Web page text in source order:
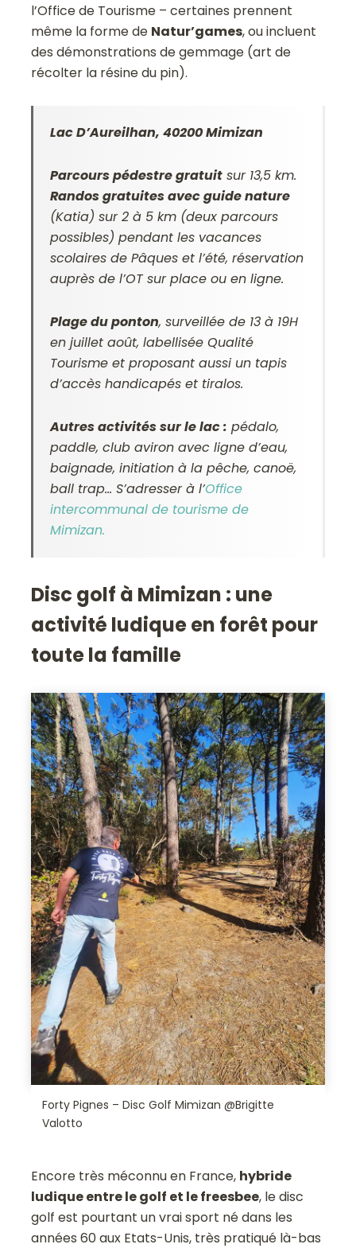
l’Office de Tourisme – certaines prennent
même la forme de Natur’games, ou incluent
des démonstrations de gemmage (art de
récolter la résine du pin).
Lac D’Aureilhan, 40200 Mimizan
Parcours pédestre gratuit sur 13,5 km.
Randos gratuites avec guide nature
(Katia) sur 2 à 5 km (deux parcours
possibles) pendant les vacances
scolaires de Pâques et l’été, réservation
auprès de l’OT sur place ou en ligne.
Plage du ponton, surveillée de 13 à 19H
en juillet août, labellisée Qualité
Tourisme et proposant aussi un tapis
d’accès handicapés et tiralos.
Autres activités sur le lac : pédalo,
paddle, club aviron avec ligne d’eau,
baignade, initiation à la pêche, canoë,
ball trap… S’adresser à l’Office
intercommunal de tourisme de
Mimizan.
Disc golf à Mimizan : une
activité ludique en forêt pour
toute la famille
Forty Pignes – Disc Golf Mimizan @Brigitte
Valotto
Encore très méconnu en France, hybride
ludique entre le golf et le freesbee, le disc
golf est pourtant un vrai sport né dans les
années 60 aux Etats-Unis, très pratiqué là-bas